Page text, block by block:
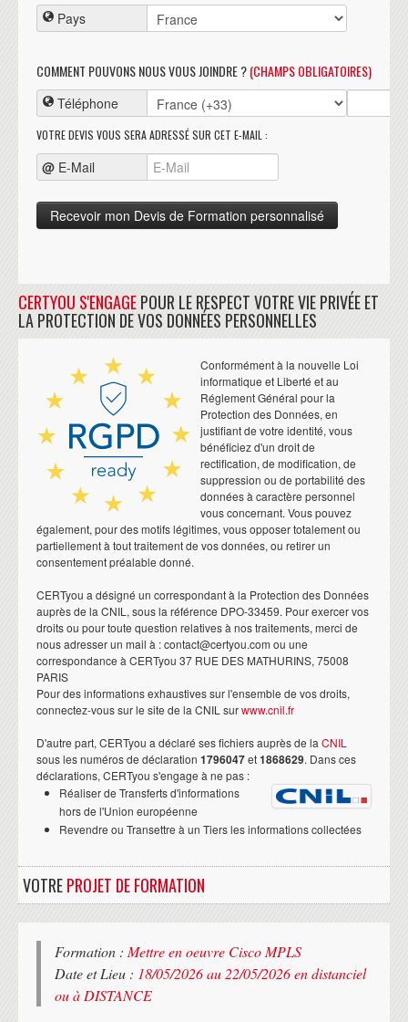
Pays
COMMENT POUVONS NOUS VOUS JOINDRE ?(CHAMPS OBLIGATOIRES)
Téléphone
VOTRE DEVIS VOUS SERA ADRESSÉ SUR CET E-MAIL :
@ E-Mail
CERTYOU S'ENGAGEPOUR LE RESPECT VOTRE VIE PRIVÉE ET
LA PROTECTION DE VOS DONNÉES PERSONNELLES
Conformément à la nouvelle Loi
informatique et Liberté et au
Réglement Général pour la
Protection des Données, en
justifiant de votre identité, vous
bénéficiez d'un droit de
rectification, de modification, de
suppression ou de portabilité des
données à caractère personnel
vous concernant. Vous pouvez
également, pour des motifs légitimes, vous opposer totalement ou
partiellement à tout traitement de vos données, ou retirer un
consentement préalable donné.
CERTyou a désigné un correspondant à la Protection des Données
auprès de la CNIL, sous la référence DPO-33459. Pour exercer vos
droits ou pour toute question relatives à nos traitements, merci de
nous adresser un mail à : contact@certyou.com ou une
correspondance à CERTyou 37 RUE DES MATHURINS, 75008
PARIS
Pour des informations exhaustives sur l'ensemble de vos droits,
connectez-vous sur le site de la CNIL surwww.cnil.fr
D'autre part, CERTyou a déclaré ses fichiers auprès de la CNIL
sous les numéros de déclaration 1796047et1868629. Dans ces
déclarations, CERTyou s'engage à ne pas :
Réaliser de Transferts d'informations
hors de l'Union européenne
Revendre ou Transettre à un Tiers les informations collectées
VOTREPROJET DE FORMATION
Formation : Mettre en oeuvre Cisco MPLS
Date et Lieu : 18/05/2026 au 22/05/2026 en distanciel
ou à DISTANCE